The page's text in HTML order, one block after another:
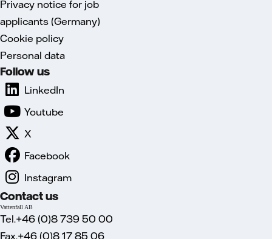
Privacy notice for job
applicants (Germany)
Cookie policy
Personal data
Follow us
LinkedIn
Youtube
X
Facebook
Instagram
Contact us
Vattenfall AB
Tel.+46 (0)8 739 50 00
Fax.+46 (0)8 17 85 06